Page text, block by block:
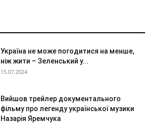
Україна не може погодитися на менше,
ніж жити – Зеленський у...
15.07.2024
Вийшов трейлер документального
фільму про легенду української музики
Назарія Яремчука